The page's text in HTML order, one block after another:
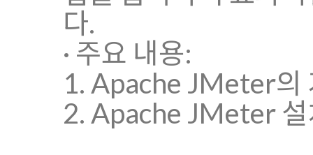
다.
· 주요 내용:
1. Apache JMeter의
2. Apache JMeter 설